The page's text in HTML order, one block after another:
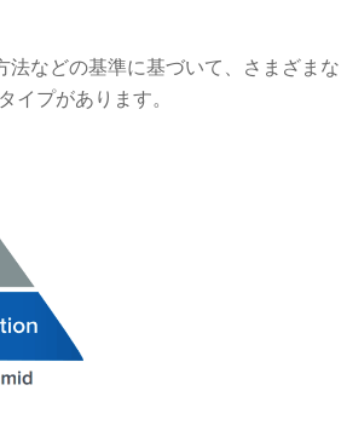
などの基準に基づいて、さまざまな
イプがあります。